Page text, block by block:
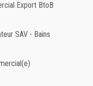
Export BtoB
SAV - Bains